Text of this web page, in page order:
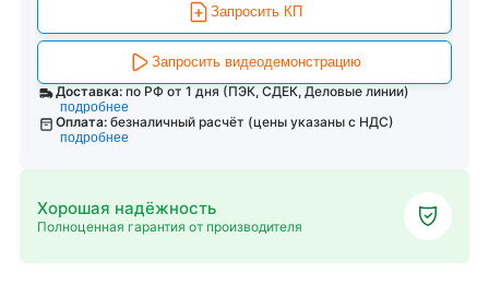
Запросить КП
Запросить видеодемонстрацию
Доставка: по РФ от 1 дня (ПЭК, СДЕК, Деловые линии)
подробнее
Оплата: безналичный расчёт (цены указаны с НДС)
подробнее
Хорошая надёжность
Полноценная гарантия от производителя